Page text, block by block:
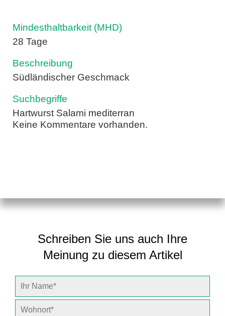
Mindesthaltbarkeit (MHD)
28 Tage
Beschreibung
Südländischer Geschmack
Suchbegriffe
Hartwurst Salami mediterran
Keine Kommentare vorhanden.
Schreiben Sie uns auch Ihre
Meinung zu diesem Artikel